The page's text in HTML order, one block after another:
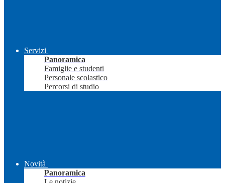
Servizi
Panoramica
Famiglie e studenti
Personale scolastico
Percorsi di studio
Novità
Panoramica